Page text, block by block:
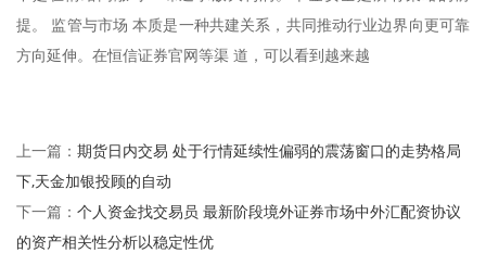
提。 监管与市场 本质是一种共建关系，共同推动行业边界向更可靠
方向延伸。在恒信证券官网等渠 道，可以看到越来越
上一篇： 期货日内交易 处于行情延续性偏弱的震荡窗口的走势格局
下,天金加银投顾的自动
下一篇： 个人资金找交易员 最新阶段境外证券市场中外汇配资协议
的资产相关性分析以稳定性优